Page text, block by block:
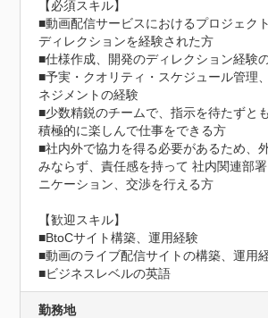
【必須スキル】
■動画配信サービスにおけるプロジェク
ディレクションを経験された方
■仕様作成、開発のディレクション経験
■予実・クオリティ・スケジュール管理
ネジメントの経験
■少数精鋭のチームで、指示を待たずと
積極的に楽しんで仕事をできる方
■社内外で協力を得る必要があるため、
みならず、責任感を持って 社内関連部
ニケーション、交渉を行える方
【歓迎スキル】
■BtoCサイト構築、運用経験
■動画のライブ配信サイトの構築、運用
■ビジネスレベルの英語
勤務地